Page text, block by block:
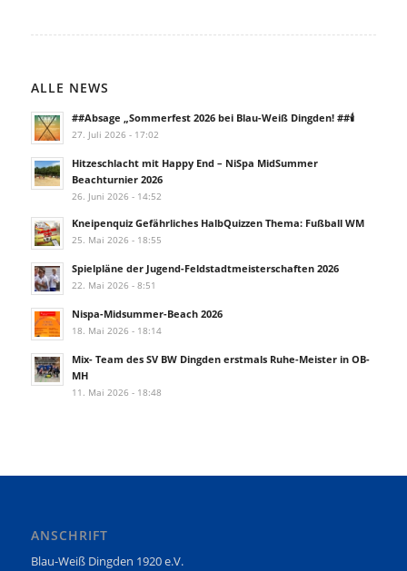
ALLE NEWS
##Absage „Sommerfest 2026 bei Blau-Weiß Dingden! ##🕯️
27. Juli 2026 - 17:02
Hitzeschlacht mit Happy End – NiSpa MidSummer
Beachturnier 2026
26. Juni 2026 - 14:52
Kneipenquiz Gefährliches HalbQuizzen Thema: Fußball WM
25. Mai 2026 - 18:55
Spielpläne der Jugend-Feldstadtmeisterschaften 2026
22. Mai 2026 - 8:51
Nispa-Midsummer-Beach 2026
18. Mai 2026 - 18:14
Mix- Team des SV BW Dingden erstmals Ruhe-Meister in OB-
MH
11. Mai 2026 - 18:48
ANSCHRIFT
Blau-Weiß Dingden 1920 e.V.